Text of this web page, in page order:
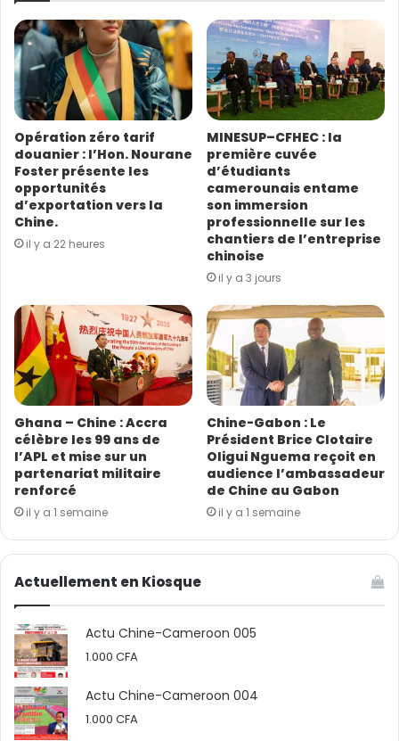
r
e
a
d
r
e
s
s
e
E
m
a
l
Opération zéro tarif
douanier : l’Hon. Nourane
Foster présente les
opportunités
d’exportation vers la
Chine.
il y a 22 heures
MINESUP–CFHEC : la
première cuvée
d’étudiants
camerounais entame
son immersion
professionnelle sur les
chantiers de l’entreprise
chinoise
il y a 3 jours
Ghana – Chine : Accra
célèbre les 99 ans de
l’APL et mise sur un
partenariat militaire
renforcé
il y a 1 semaine
Chine-Gabon : Le
Président Brice Clotaire
Oligui Nguema reçoit en
audience l’ambassadeur
de Chine au Gabon
il y a 1 semaine
Actuellement en Kiosque
Actu Chine-Cameroon 005
1.000 CFA
Actu Chine-Cameroon 004
1.000 CFA